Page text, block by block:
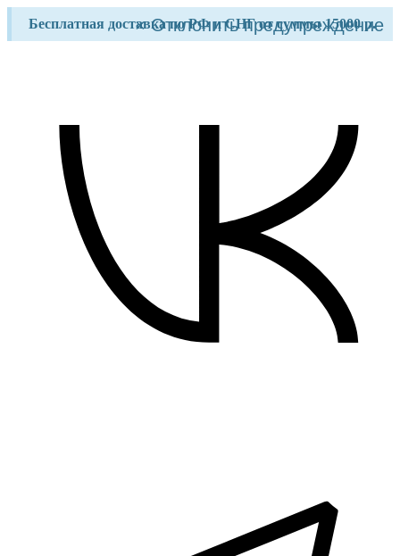
содержимому
Бесплатная доставка по РФ и СНГ от суммы 15000 р.
× Отклонить предупреждение